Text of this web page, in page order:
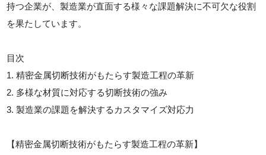
持つ企業が、製造業が直面する様々な課題解決に不可欠な役割
を果たしています。
目次
1. 精密金属切断技術がもたらす製造工程の革新
2. 多様な材質に対応する切断技術の強み
3. 製造業の課題を解決するカスタマイズ対応力
【精密金属切断技術がもたらす製造工程の革新】